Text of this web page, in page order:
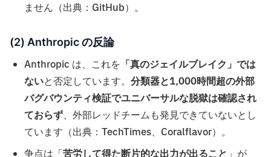
ません（出典：GitHub）。
(2) Anthropic の反論
Anthropic は、これを 「真のジェイルブレイク」では
ないと否定しています。 分類器と1,000時間超の外部
バグバウンティ検証でユニバーサルな脱獄は確認され
ておらず、外部レッドチームも発見できていないとし
ています（出典：TechTimes、Coralflavor）。
争点は「苦労して得た断片的な出力が出ること 」が